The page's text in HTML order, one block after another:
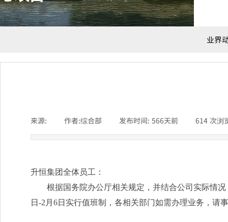
业界
来源: 作者:综合部 发布时间: 566天前 614 次浏
升恒集团全体员工：
根据国务院办公厅相关规定，并结合公司实际情
日-2月6日实行值班制，各相关部门如需办理业务，请